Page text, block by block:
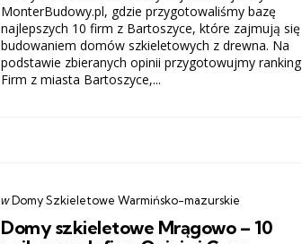
MonterBudowy.pl, gdzie przygotowaliśmy bazę
najlepszych 10 firm z Bartoszyce, które zajmują się
budowaniem domów szkieletowych z drewna. Na
podstawie zbieranych opinii przygotowujmy ranking
Firm z miasta Bartoszyce,...
Categories
post
wDomy Szkieletowe Warmińsko-mazurskie
Domy szkieletowe Mrągowo – 10